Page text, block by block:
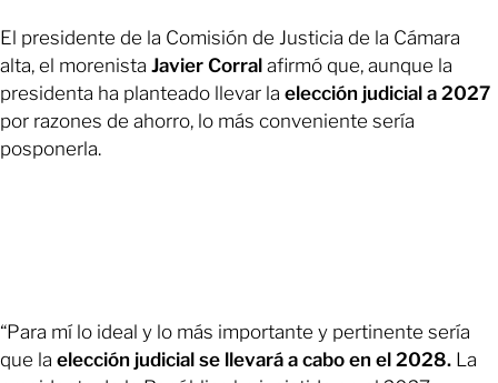
El presidente de la Comisión de Justicia de la Cámara
alta, el morenista Javier Corral afirmó que, aunque la
presidenta ha planteado llevar la elección judicial a 2027
por razones de ahorro, lo más conveniente sería
posponerla.
“Para mí lo ideal y lo más importante y pertinente sería
que la elección judicial se llevará a cabo en el 2028. La